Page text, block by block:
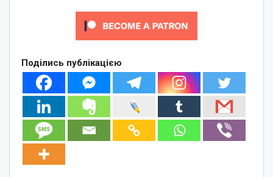
Поділись публікацією